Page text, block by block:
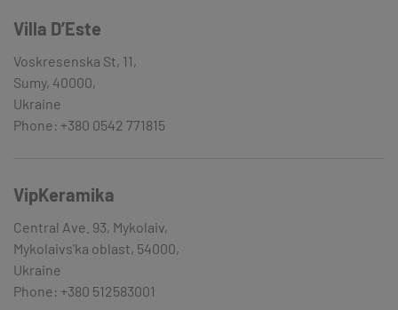
Villa D’Este
Voskresenska St, 11,
Sumy, 40000,
Ukraine
Phone: +380 0542 771815
VipKeramika
Central Ave. 93, Mykolaiv,
Mykolaivs'ka oblast, 54000,
Ukraine
Phone: +380 512583001